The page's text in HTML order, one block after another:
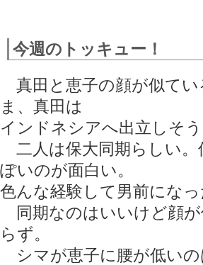
今週のトッキュー！
真田と恵子の顔が似て
ま、真田は
インドネシアへ出立しそう
二人は保大同期らしい。
ぽいのが面白い。
色んな経験して男前にな
同期なのはいいけど顔
らず。
シマが恵子に腰が低いの